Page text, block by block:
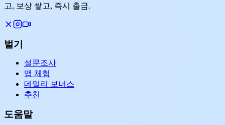
고, 보상 쌓고, 즉시 출금.
벌기
설문조사
앱 체험
데일리 보너스
추천
도움말